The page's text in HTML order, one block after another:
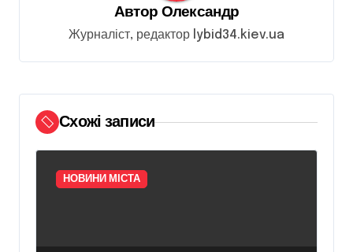
и
с
і
в
Автор Олександр
Журналіст, редактор lybid34.kiev.ua
Схожі записи
НОВИНИ МІСТА